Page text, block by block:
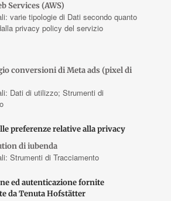
Services (AWS)
varie tipologie di Dati secondo quanto
privacy policy del servizio
conversioni di Meta ads (pixel di
Dati di utilizzo; Strumenti di
preferenze relative alla privacy
di iubenda
Strumenti di Tracciamento
ed autenticazione fornite
da Tenuta Hofstätter